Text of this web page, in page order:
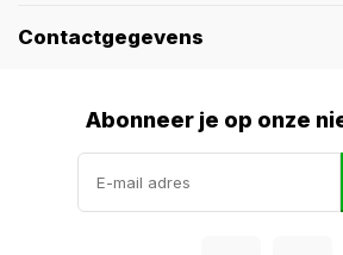
Contactgegevens
Abonneer je op onze